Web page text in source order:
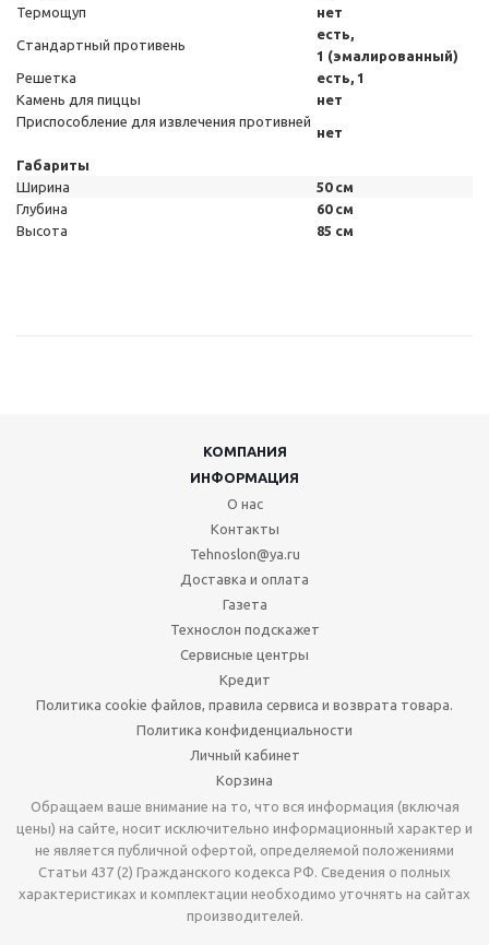
Термощуп
нет
Стандартный противень
есть,
1 (эмалированный)
Решетка
есть, 1
Камень для пиццы
нет
Приспособление для извлечения противней
нет
Габариты
Ширина
50 см
Глубина
60 см
Высота
85 см
КОМПАНИЯ
ИНФОРМАЦИЯ
О нас
Контакты
Tehnoslon@ya.ru
Доставка и оплата
Газета
Технослон подскажет
Сервисные центры
Кредит
Политика cookie файлов, правила сервиса и возврата товара.
Политика конфиденциальности
Личный кабинет
Корзина
Обращаем ваше внимание на то, что вся информация (включая
цены) на сайте, носит исключительно информационный характер и
не является публичной офертой, определяемой положениями
Статьи 437 (2) Гражданского кодекса РФ. Сведения о полных
характеристиках и комплектации необходимо уточнять на сайтах
производителей.